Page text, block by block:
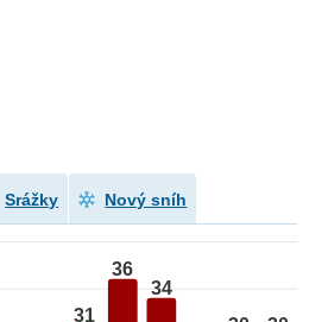
Srážky Nový sníh
31
36
34